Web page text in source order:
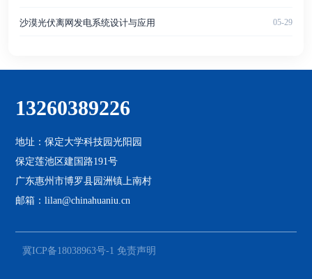
沙漠光伏离网发电系统设计与应用 05-29
13260389226
地址：保定大学科技园光阳园
保定莲池区建国路191号
广东惠州市博罗县园洲镇上南村
邮箱：lilan@chinahuaniu.cn
冀ICP备18038963号-1 免责声明